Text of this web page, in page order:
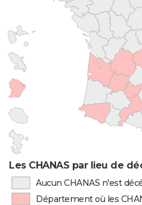
Les CHANAS par lieu de
Aucun CHANAS n'est
Département où les